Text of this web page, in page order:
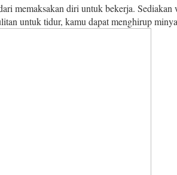
memaksakan diri untuk bekerja.
untuk tidur, kamu dapat menghirup